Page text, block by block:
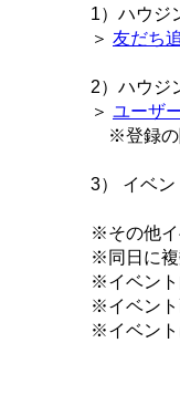
1）ハウジ
＞ 友だち
2）ハウジ
＞ ユーザ
※登録の
3） イベン
※その他イ
※同日に複
※イベント
※イベント
※イベント